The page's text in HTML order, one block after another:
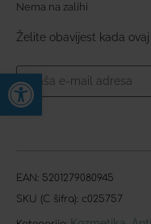
Open toolbar
Nema na zalihi
Želite obavijest kada
EAN: 5201279080945
SKU (C šifra): c025757